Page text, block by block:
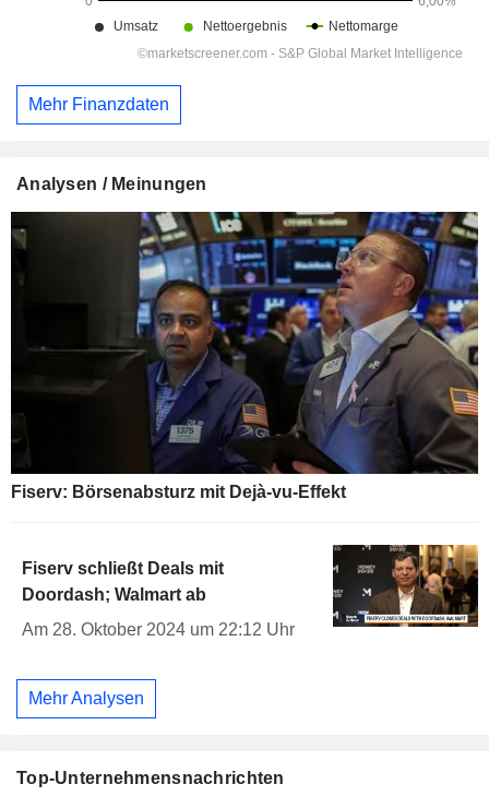
Mehr Finanzdaten
Analysen / Meinungen
Fiserv: Börsenabsturz mit Dejà-vu-Effekt
Fiserv schließt Deals mit
Doordash; Walmart ab
Am 28. Oktober 2024 um 22:12 Uhr
Mehr Analysen
Top-Unternehmensnachrichten